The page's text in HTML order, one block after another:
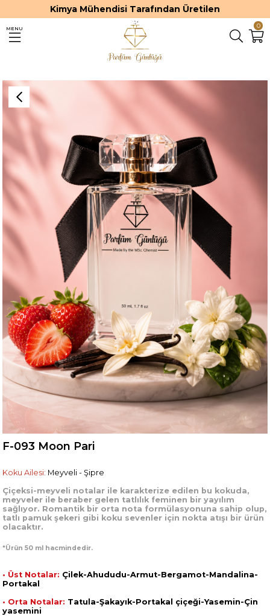
Kimya Mühendisi Tarafından Üretilen
0
MENU
F-093 Moon Pari
Koku Ailesi: Meyveli - Şipre
Çiçeksi-meyveli notalar ile karakterize edilen bu kokuda,
meyveler ile beraber gelen tatlılık feminen bir yayılım
sağlıyor. Romantik bir orta nota formülasyonuna sahip olup,
tatlı pamuk şekeri gibi koku sevenler için nokta atışı bir ürün
olacaktır.
*Ürün 50 ml hacmindedir.
• Üst Notalar: Çilek-Ahududu-Armut-Bergamot-Mandalina-
Portakal
• Orta Notalar: Tatula-Şakayık-Portakal çiçeği-Yasemin-Çin
yasemini